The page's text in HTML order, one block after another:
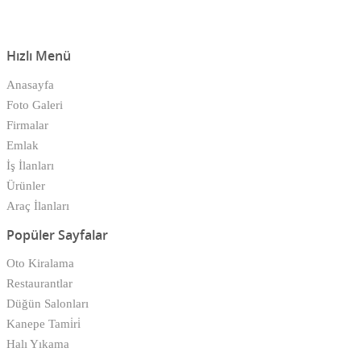
Hızlı Menü
Anasayfa
Foto Galeri
Firmalar
Emlak
İş İlanları
Ürünler
Araç İlanları
Popüler Sayfalar
Oto Kiralama
Restaurantlar
Düğün Salonları
Kanepe Tami̇ri̇
Halı Yıkama